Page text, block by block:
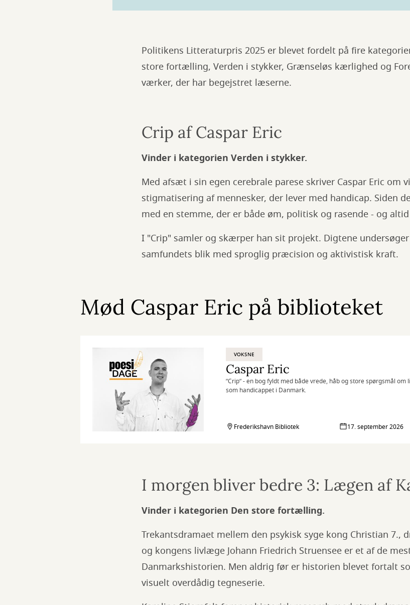
Politikens Litteraturpris 2025 er blevet fordelt på fire
store fortælling, Verden i stykker, Grænseløs kærlighed og
værker, der har begejstret læserne.
Crip af Caspar Eric
Vinder i kategorien Verden i stykker.
Med afsæt i sin egen cerebrale parese skriver Caspar Eric om
stigmatisering af mennesker, der lever med handicap. Siden
med en stemme, der er både øm, politisk og rasende - og
I "Crip" samler og skærper han sit projekt. Digtene
samfundets blik med sproglig præcision og aktivistisk kraft.
Mød Caspar Eric på biblioteket
VOKSNE
Caspar Eric
”Crip” - en bog fyldt med både vrede, håb og store spørgsmål om
som handicappet i Danmark.
Frederikshavn Bibliotek 17. september 2026
I morgen bliver bedre 3: Lægen af
Vinder i kategorien Den store fortælling.
Trekantsdramaet mellem den psykisk syge kong Christian 7.,
og kongens livlæge Johann Friedrich Struensee er et af de
Danmarkshistorien. Men aldrig før er historien blevet fortalt
visuelt overdådig tegneserie.